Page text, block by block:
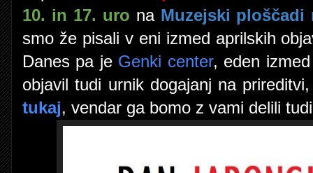
10. in 17. uro na Muzejski
smo že pisali v eni izmed aprilskih
Danes pa je Genki center, eden
objavil tudi urnik dogajanj na
tukaj, vendar ga bomo z vami delili